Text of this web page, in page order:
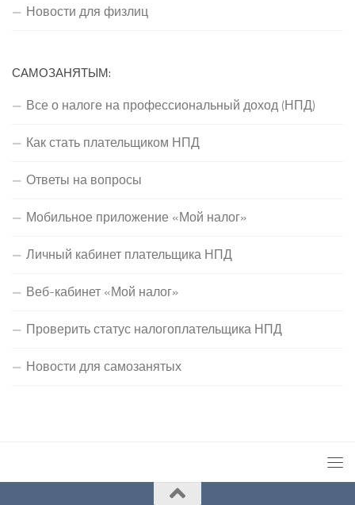
Новости для физлиц
САМОЗАНЯТЫМ:
Все о налоге на профессиональный доход (НПД)
Как стать плательщиком НПД
Ответы на вопросы
Мобильное приложение «Мой налог»
Личный кабинет плательщика НПД
Веб-кабинет «Мой налог»
Проверить статус налогоплательщика НПД
Новости для самозанятых